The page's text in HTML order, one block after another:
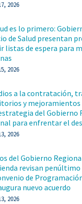
2026
es lo primero:
de Salud presentan
listas de espera para
2026
a la contratación,
y mejoramientos
del Gobierno
para enfrentar el
2026
del Gobierno
revisan penúltimo
de
nuevo acuerdo
2026